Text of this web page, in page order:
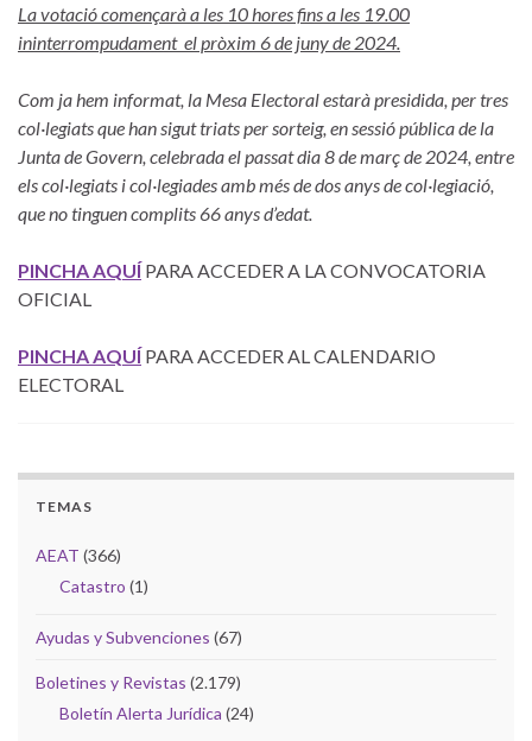
La votació començarà a les 10 hores fins a les 19.00
ininterrompudament el pròxim 6 de juny de 2024.
Com ja hem informat, la Mesa Electoral estarà presidida, per tres
col·legiats que han sigut triats per sorteig, en sessió pública de la
Junta de Govern, celebrada el passat dia 8 de març de 2024, entre
els col·legiats i col·legiades amb més de dos anys de col·legiació,
que no tinguen complits 66 anys d’edat.
PINCHA AQUÍPARA ACCEDER A LA CONVOCATORIA
OFICIAL
PINCHA AQUÍPARA ACCEDER AL CALENDARIO
ELECTORAL
TEMAS
AEAT (366)
Catastro (1)
Ayudas y Subvenciones (67)
Boletines y Revistas (2.179)
Boletín Alerta Jurídica (24)